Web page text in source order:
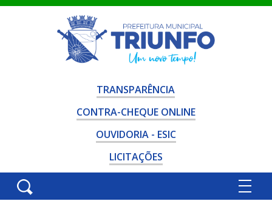
TRANSPARÊNCIA
CONTRA-CHEQUE ONLINE
OUVIDORIA - ESIC
LICITAÇÕES